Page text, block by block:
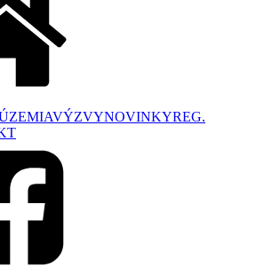
VÝZVYNOVINKYREG.